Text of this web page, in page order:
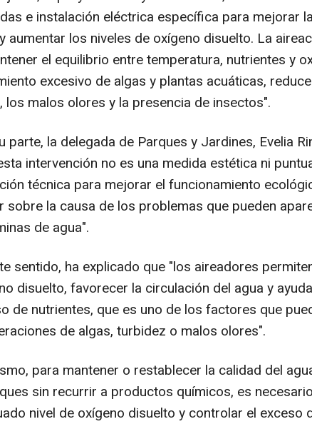
e instalación eléctrica específica para mejorar
aumentar los niveles de oxígeno disuelto. La
el equilibrio entre temperatura, nutrientes y
excesivo de algas y plantas acuáticas,
los malos olores y la presencia de insectos".
parte, la delegada de Parques y Jardines, Evelia
intervención no es una medida estética ni
técnica para mejorar el funcionamiento
sobre la causa de los problemas que pueden
de agua".
sentido, ha explicado que "los aireadores
disuelto, favorecer la circulación del agua y
de nutrientes, que es uno de los factores que
de algas, turbidez o malos olores".
para mantener o restablecer la calidad del
sin recurrir a productos químicos, es
nivel de oxígeno disuelto y controlar el exceso